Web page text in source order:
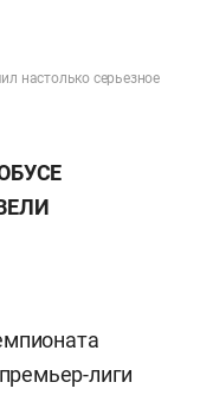
настолько серьезное
лиги